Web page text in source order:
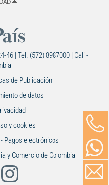
46 | Tel. (572) 8987000 | Cali -
de Publicación
de datos
y cookies
Pagos electrónicos
y Comercio de Colombia